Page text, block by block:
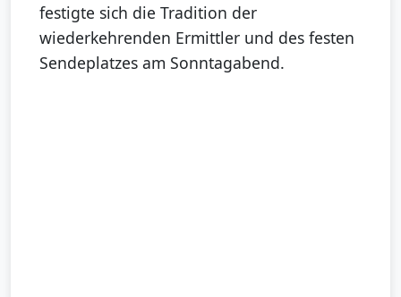
festigte sich die Tradition der
wiederkehrenden Ermittler und des festen
Sendeplatzes am Sonntagabend.